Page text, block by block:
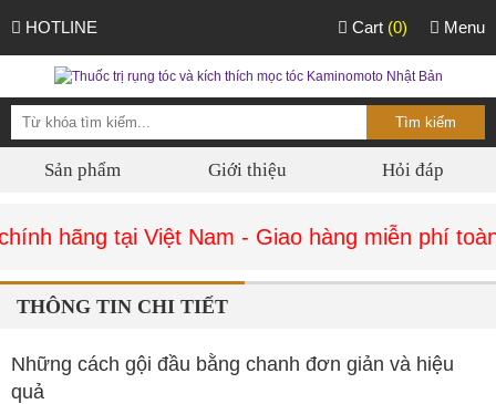
HOTLINE Menu
Cart (0)
Sản phẩm Giới thiệu Hỏi đáp
hãng tại Việt Nam - Giao hàng miễn phí toàn
THÔNG TIN CHI TIẾT
Những cách gội đầu bằng chanh đơn giản và hiệu
quả